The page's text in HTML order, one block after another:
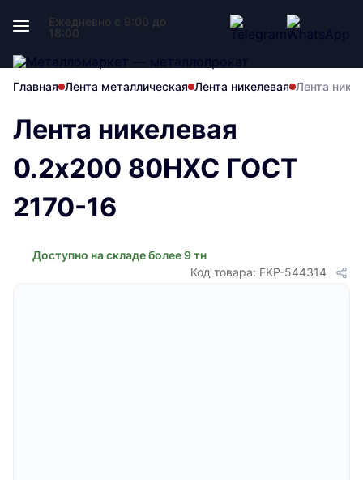
Ежедневно с 9:00 до
18:00
Главная Лента металлическая Лента никелевая Лента
Лента никелевая
0.2x200 80НХС ГОСТ
2170-16
Доступно на складе более 9 тн
Код товара: FKP-544314